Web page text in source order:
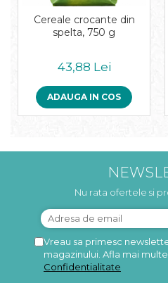
Cereale crocante din
spelta, 750 g
43,88 Lei
ADAUGA IN COS
Nu rata ofertele si
Vreau sa primesc
magazinului. Afla mai
Confidentialitate